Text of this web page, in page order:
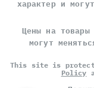
характер и
Цены на товары
могут
This site is
Policy